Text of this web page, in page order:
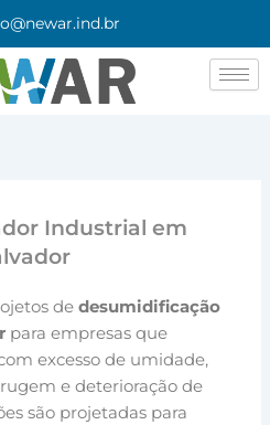
Industrial em
dedesumidificação
para empresas que
excesso de umidade,
e deterioração de
são projetadas para